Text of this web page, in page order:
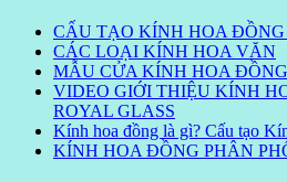
CẤU TẠO KÍNH HOA ĐỒNG
CÁC LOẠI KÍNH HOA VĂN
MẪU CỬA KÍNH HOA
VIDEO GIỚI THIỆU KÍNH
ROYAL GLASS
Kính hoa đồng là gì? Cấu tạo
KÍNH HOA ĐỒNG PHÂN